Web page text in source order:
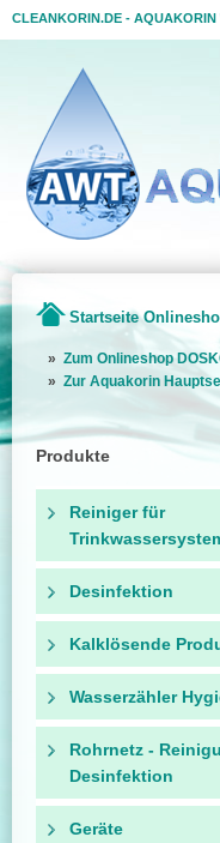
CLEANKORIN.DE - AQUAKORIN
Startseite
» Zum Onlineshop
» Zur Aquakorin
Produkte
Reiniger für
Desinfektion
Kalklösende
Wasserzähler
Rohrnetz -
Desinfektion
Geräte